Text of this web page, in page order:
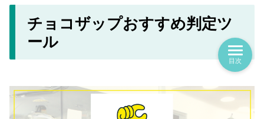
チョコザップおすすめ判定ツ
ール
目次